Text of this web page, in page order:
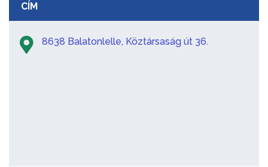
CÍM
8638 Balatonlelle, Köztársaság út 36.